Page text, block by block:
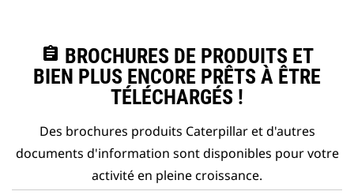
assignment BROCHURES DE PRODUITS ET
BIEN PLUS ENCORE PRÊTS À ÊTRE
TÉLÉCHARGÉS !
Des brochures produits Caterpillar et d'autres
documents d'information sont disponibles pour votre
activité en pleine croissance.